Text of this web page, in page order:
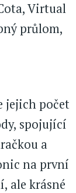
Virtual
průlom,
jejich počet
spojující
a
na první
ale krásné